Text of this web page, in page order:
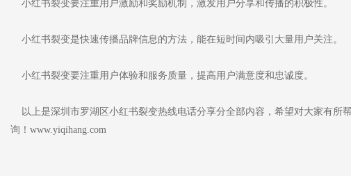
小红书裂变要注重用户激励和奖励机制，激发用户分享和传播的积极性。
小红书裂变是快速传播品牌信息的方法，能在短时间内吸引大量用户关注。
小红书裂变要注重用户体验和服务质量，提高用户满意度和忠诚度。
以上是深圳市罗湖区小红书裂变热线电话分享分全部内容，希望对大家有所
询！www.yiqihang.com